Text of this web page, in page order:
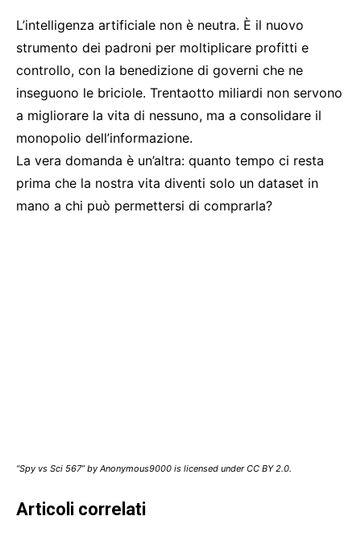
L’intelligenza artificiale non è neutra. È il nuovo
strumento dei padroni per moltiplicare profitti e
controllo, con la benedizione di governi che ne
inseguono le briciole. Trenta­otto miliardi non servono
a migliorare la vita di nessuno, ma a consolidare il
monopolio dell’informazione.
La vera domanda è un’altra: quanto tempo ci resta
prima che la nostra vita diventi solo un dataset in
mano a chi può permettersi di comprarla?
“Spy vs Sci 567” by Anonymous9000 is licensed under CC BY 2.0.
Articoli correlati